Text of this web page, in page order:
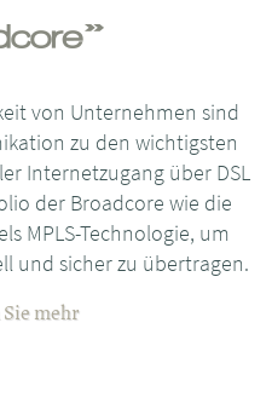
von Unternehmen sind
zu den wichtigsten
Internetzugang über DSL
der Broadcore wie die
MPLS-Technologie, um
und sicher zu übertragen.
mehr